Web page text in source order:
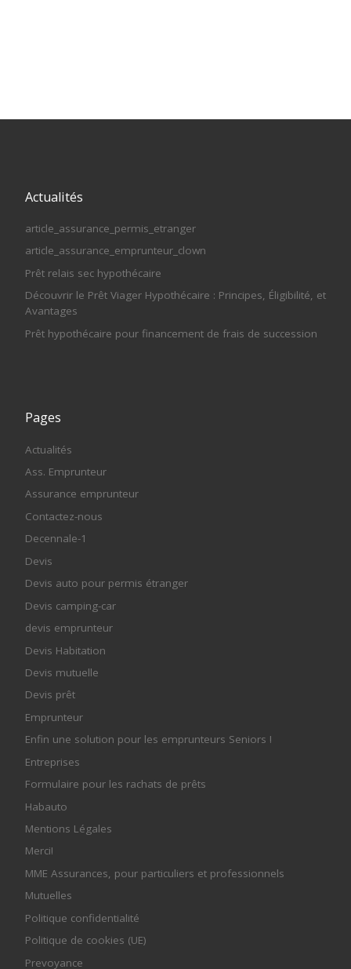
Actualités
article_assurance_permis_etranger
article_assurance_emprunteur_clown
Prêt relais sec hypothécaire
Découvrir le Prêt Viager Hypothécaire : Principes, Éligibilité, et
Avantages
Prêt hypothécaire pour financement de frais de succession
Pages
Actualités
Ass. Emprunteur
Assurance emprunteur
Contactez-nous
Decennale-1
Devis
Devis auto pour permis étranger
Devis camping-car
devis emprunteur
Devis Habitation
Devis mutuelle
Devis prêt
Emprunteur
Enfin une solution pour les emprunteurs Seniors !
Entreprises
Formulaire pour les rachats de prêts
Habauto
Mentions Légales
Merci!
MME Assurances, pour particuliers et professionnels
Mutuelles
Politique confidentialité
Politique de cookies (UE)
Prevoyance